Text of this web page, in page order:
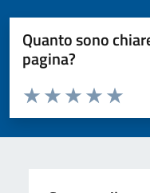
Quanto sono
pagina?
Valuta da 1 a 5 stelle la
Valuta
Valuta 4
Valuta 3 stelle
Valuta 2 stelle su 5
Valuta 1 stelle su 5